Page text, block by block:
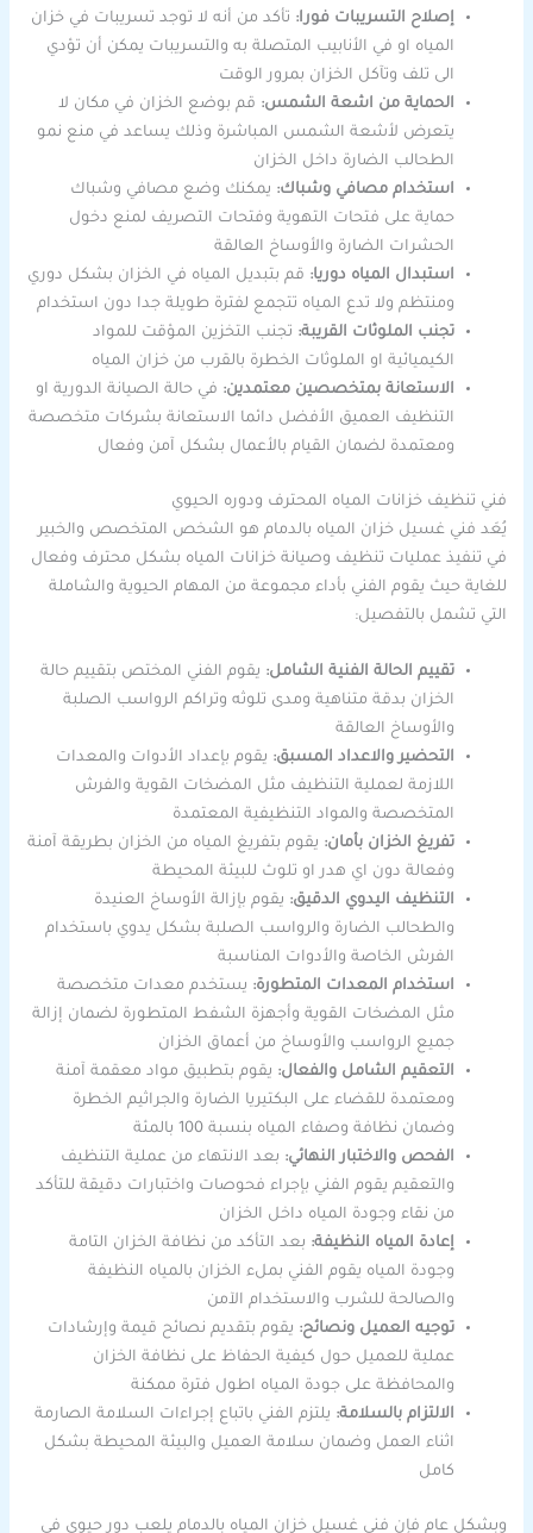
إصلاح التسريبات فورا: تأكد من أنه لا توجد تسريبات في خزان
المياه او في الأنابيب المتصلة به والتسريبات يمكن أن تؤدي
الى تلف وتآكل الخزان بمرور الوقت
الحماية من اشعة الشمس: قم بوضع الخزان في مكان لا
يتعرض لأشعة الشمس المباشرة وذلك يساعد في منع نمو
الطحالب الضارة داخل الخزان
استخدام مصافي وشباك: يمكنك وضع مصافي وشباك
حماية على فتحات التهوية وفتحات التصريف لمنع دخول
الحشرات الضارة والأوساخ العالقة
استبدال المياه دوريا: قم بتبديل المياه في الخزان بشكل دوري
ومنتظم ولا تدع المياه تتجمع لفترة طويلة جدا دون استخدام
تجنب الملوثات القريبة: تجنب التخزين المؤقت للمواد
الكيميائية او الملوثات الخطرة بالقرب من خزان المياه
الاستعانة بمتخصصين معتمدين: في حالة الصيانة الدورية او
التنظيف العميق الأفضل دائما الاستعانة بشركات متخصصة
ومعتمدة لضمان القيام بالأعمال بشكل آمن وفعال
فني تنظيف خزانات المياه المحترف ودوره الحيوي
يُعَد فني غسيل خزان المياه بالدمام هو الشخص المتخصص والخبير
في تنفيذ عمليات تنظيف وصيانة خزانات المياه بشكل محترف وفعال
للغاية حيث يقوم الفني بأداء مجموعة من المهام الحيوية والشاملة
التي تشمل بالتفصيل:
تقييم الحالة الفنية الشامل: يقوم الفني المختص بتقييم حالة
الخزان بدقة متناهية ومدى تلوثه وتراكم الرواسب الصلبة
والأوساخ العالقة
التحضير والاعداد المسبق: يقوم بإعداد الأدوات والمعدات
اللازمة لعملية التنظيف مثل المضخات القوية والفرش
المتخصصة والمواد التنظيفية المعتمدة
تفريغ الخزان بأمان: يقوم بتفريغ المياه من الخزان بطريقة آمنة
وفعالة دون اي هدر او تلوث للبيئة المحيطة
التنظيف اليدوي الدقيق: يقوم بإزالة الأوساخ العنيدة
والطحالب الضارة والرواسب الصلبة بشكل يدوي باستخدام
الفرش الخاصة والأدوات المناسبة
استخدام المعدات المتطورة: يستخدم معدات متخصصة
مثل المضخات القوية وأجهزة الشفط المتطورة لضمان إزالة
جميع الرواسب والأوساخ من أعماق الخزان
التعقيم الشامل والفعال: يقوم بتطبيق مواد معقمة آمنة
ومعتمدة للقضاء على البكتيريا الضارة والجراثيم الخطرة
وضمان نظافة وصفاء المياه بنسبة 100 بالمئة
الفحص والاختبار النهائي: بعد الانتهاء من عملية التنظيف
والتعقيم يقوم الفني بإجراء فحوصات واختبارات دقيقة للتأكد
من نقاء وجودة المياه داخل الخزان
إعادة المياه النظيفة: بعد التأكد من نظافة الخزان التامة
وجودة المياه يقوم الفني بملء الخزان بالمياه النظيفة
والصالحة للشرب والاستخدام الآمن
توجيه العميل ونصائح: يقوم بتقديم نصائح قيمة وإرشادات
عملية للعميل حول كيفية الحفاظ على نظافة الخزان
والمحافظة على جودة المياه اطول فترة ممكنة
الالتزام بالسلامة: يلتزم الفني باتباع إجراءات السلامة الصارمة
اثناء العمل وضمان سلامة العميل والبيئة المحيطة بشكل
كامل
وبشكل عام فإن فني غسيل خزان المياه بالدمام يلعب دور حيوي في